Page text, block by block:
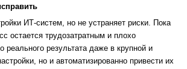
ИТ-систем, но не устраняет риски. Пока
остается трудозатратным и плохо
результата даже в крупной и
но и автоматизированно привести их